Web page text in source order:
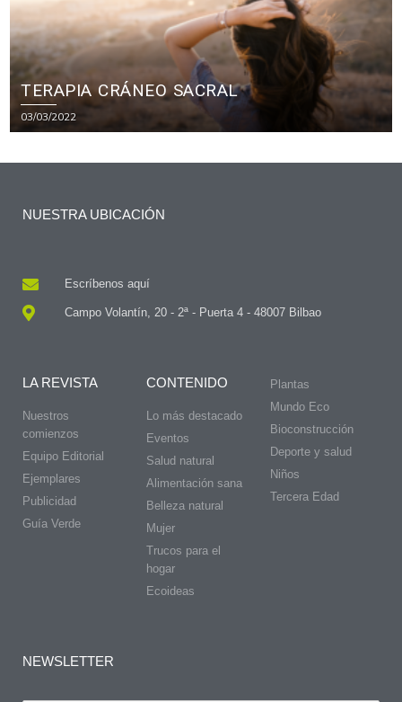
TERAPIA CRÁNEO SACRAL
03/03/2022
NUESTRA UBICACIÓN
Escríbenos aquí
Campo Volantín, 20 - 2ª - Puerta 4 - 48007 Bilbao
LA REVISTA
Nuestros
comienzos
Equipo Editorial
Ejemplares
Publicidad
Guía Verde
CONTENIDO
Lo más destacado
Eventos
Salud natural
Alimentación sana
Belleza natural
Mujer
Trucos para el
hogar
Ecoideas
Plantas
Mundo Eco
Bioconstrucción
Deporte y salud
Niños
Tercera Edad
NEWSLETTER